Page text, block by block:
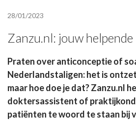
28/01/2023
Zanzu.nl: jouw helpende
Praten over anticonceptie of
Nederlandstaligen: het is
maar hoe doe je dat? Zanzu.nl
doktersassistent of
patiënten te woord te staan bij